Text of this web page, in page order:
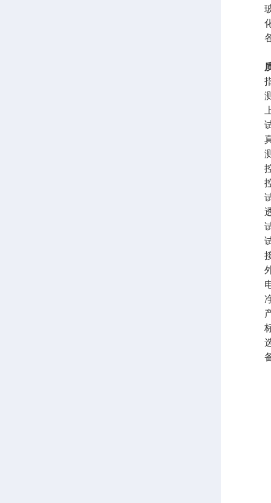
玻
化
各
指
测
上
试
真
测
控
控
试
透
试
试
接
外
电
净
产
标
选
备